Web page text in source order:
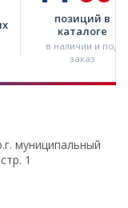
жилого
позиций в
каталоге
в наличии и под
заказ
муниципальный
1